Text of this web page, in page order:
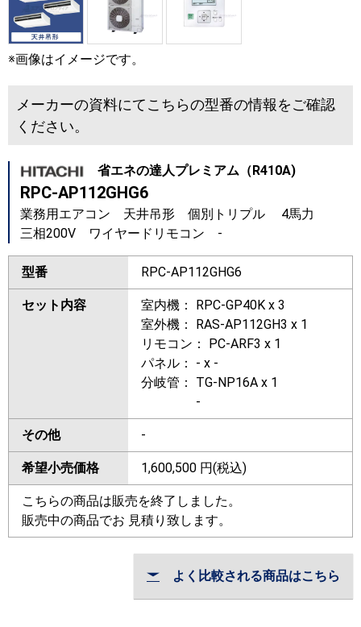
※画像はイメージです。
メーカーの資料にてこちらの型番の情報をご確認
ください。
省エネの達人プレミアム（R410A)
RPC-AP112GHG6
業務用エアコン 天井吊形 個別トリプル 4馬力
三相200V ワイヤードリモコン -
型番 RPC-AP112GHG6
セット内容
室内機： RPC-GP40K x 3
室外機： RAS-AP112GH3 x 1
リモコン： PC-ARF3 x 1
パネル： - x -
分岐管： TG-NP16A x 1
-
その他 -
希望小売価格 1,600,500 円(税込)
こちらの商品は販売を終了しました。
販売中の商品でお 見積り致します。
よく比較される商品はこちら